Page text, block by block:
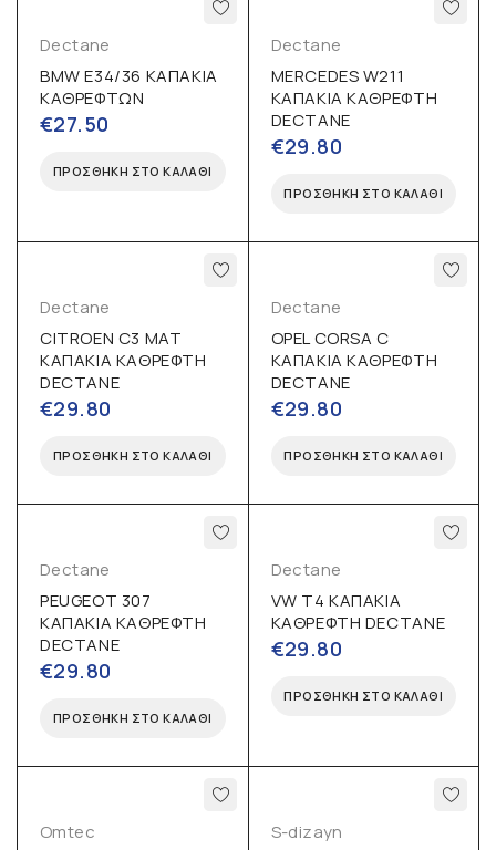
Dectane
BMW Ε34/36 ΚΑΠΑΚΙΑ
ΚΑΘΡΕΦΤΩΝ
€27.50
ΠΡΟΣΘΉΚΗ ΣΤΟ ΚΑΛΆΘΙ
Dectane
MERCEDES W211
ΚΑΠΑΚΙΑ ΚΑΘΡΕΦΤΗ
DECTANE
€29.80
ΠΡΟΣΘΉΚΗ ΣΤΟ ΚΑΛΆΘΙ
Dectane
CITROEN C3 ΜΑΤ
ΚΑΠΑΚΙΑ ΚΑΘΡΕΦΤΗ
DECTANE
€29.80
ΠΡΟΣΘΉΚΗ ΣΤΟ ΚΑΛΆΘΙ
Dectane
OPEL CORSA C
ΚΑΠΑΚΙΑ ΚΑΘΡΕΦΤΗ
DECTANE
€29.80
ΠΡΟΣΘΉΚΗ ΣΤΟ ΚΑΛΆΘΙ
Dectane
PEUGEOT 307
ΚΑΠΑΚΙΑ ΚΑΘΡΕΦΤΗ
DECTANE
€29.80
ΠΡΟΣΘΉΚΗ ΣΤΟ ΚΑΛΆΘΙ
Dectane
VW T4 ΚΑΠΑΚΙΑ
ΚΑΘΡΕΦΤΗ DECTANE
€29.80
ΠΡΟΣΘΉΚΗ ΣΤΟ ΚΑΛΆΘΙ
Omtec
S-dizayn